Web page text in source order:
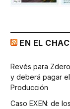
EN EL
Revés para
y deberá pagar
Producción
Caso EXEN: de